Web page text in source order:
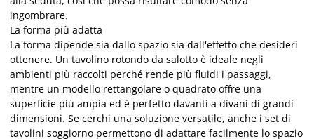
ingombrare.
La forma più adatta
La forma dipende sia dallo spazio sia dall'effetto che desideri
ottenere. Un tavolino rotondo da salotto è ideale negli
ambienti più raccolti perché rende più fluidi i passaggi,
mentre un modello rettangolare o quadrato offre una
superficie più ampia ed è perfetto davanti a divani di grandi
dimensioni. Se cerchi una soluzione versatile, anche i set di
tavolini soggiorno permettono di adattare facilmente lo spazio